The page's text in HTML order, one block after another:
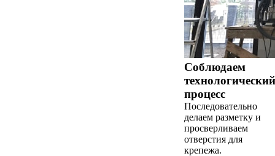
Соблюдаем
технологический
процесс
Последовательно
делаем разметку и
просверливаем
отверстия для
крепежа.